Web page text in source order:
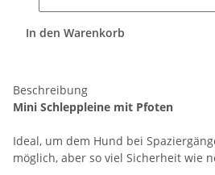
In den Warenkorb
Beschreibung
Mini Schleppleine mit Pfoten
Ideal, um dem Hund bei
möglich, aber so viel Sicherheit wie